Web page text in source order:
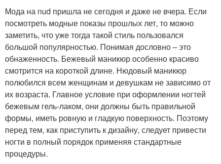
Мода на nud пришла не сегодня и даже не вчера. Если
посмотреть модные показы прошлых лет, то можно
заметить, что уже тогда такой стиль пользовался
большой популярностью. Понимая дословно – это
обнаженность. Бежевый маникюр особенно красиво
смотрится на короткой длине. Нюдовый маникюр
полюбился всем женщинам и девушкам не зависимо от
их возраста. Главное условие при оформлении ногтей
бежевым гель-лаком, они должны быть правильной
формы, иметь ровную и гладкую поверхность. Поэтому
перед тем, как приступить к дизайну, следует привести
ногти в полный порядок применяя стандартные
процедуры.